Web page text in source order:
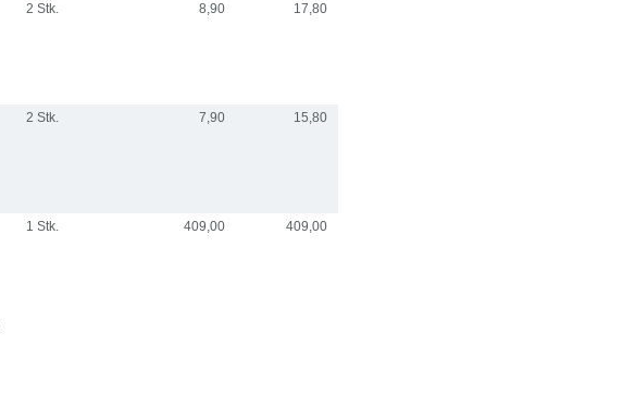
2 Stk. 8,90 17,80
2 Stk. 7,90 15,80
1 Stk. 409,00 409,00